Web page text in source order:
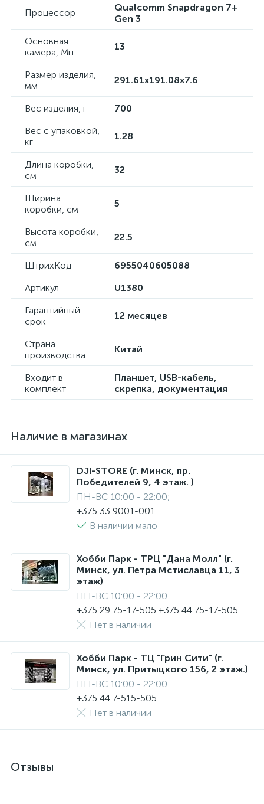
Процессор
Qualcomm Snapdragon 7+
Gen 3
Основная
камера, Мп
13
Размер изделия,
мм
291.61x191.08x7.6
Вес изделия, г
700
Вес с упаковкой,
кг
1.28
Длина коробки,
см
32
Ширина
коробки, см
5
Высота коробки,
см
22.5
ШтрихКод
6955040605088
Артикул
U1380
Гарантийный
срок
12 месяцев
Страна
производства
Китай
Входит в
комплект
Планшет, USB-кабель,
скрепка, документация
Наличие в магазинах
DJI-STORE (г. Минск, пр.
Победителей 9, 4 этаж. )
ПН-ВС 10:00 - 22:00;
+375 33 9001-001
В наличии мало
Хобби Парк - ТРЦ "Дана Молл" (г.
Минск, ул. Петра Мстиславца 11, 3
этаж)
ПН-ВС 10:00 - 22:00
+375 29 75-17-505 +375 44 75-17-505
Нет в наличии
Хобби Парк - ТЦ "Грин Сити" (г.
Минск, ул. Притыцкого 156, 2 этаж.)
ПН-ВС 10:00 - 22:00
+375 44 7-515-505
Нет в наличии
Отзывы